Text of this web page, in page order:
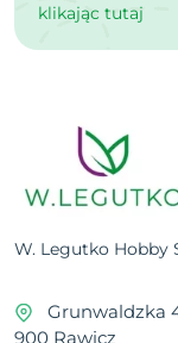
klikając tutaj
W. Legutko Hobby
Grunwaldzka
900 Rawicz